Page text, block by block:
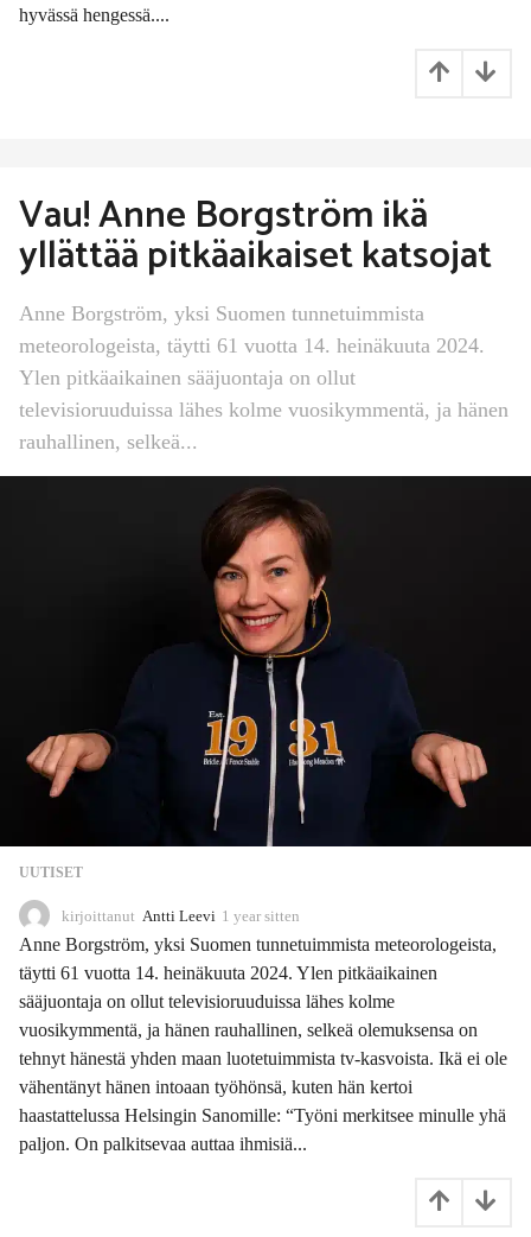
hyvässä hengessä....
Vau! Anne Borgström ikä
yllättää pitkäaikaiset katsojat
Anne Borgström, yksi Suomen tunnetuimmista
meteorologeista, täytti 61 vuotta 14. heinäkuuta 2024.
Ylen pitkäaikainen sääjuontaja on ollut
televisioruuduissa lähes kolme vuosikymmentä, ja hänen
rauhallinen, selkeä...
UUTISET
kirjoittanut Antti Leevi 1 year sitten
1
o
n
s
i
Anne Borgström, yksi Suomen tunnetuimmista meteorologeista,
täytti 61 vuotta 14. heinäkuuta 2024. Ylen pitkäaikainen
sääjuontaja on ollut televisioruuduissa lähes kolme
vuosikymmentä, ja hänen rauhallinen, selkeä olemuksensa on
tehnyt hänestä yhden maan luotetuimmista tv-kasvoista. Ikä ei ole
vähentänyt hänen intoaan työhönsä, kuten hän kertoi
haastattelussa Helsingin Sanomille: “Työni merkitsee minulle yhä
paljon. On palkitsevaa auttaa ihmisiä...